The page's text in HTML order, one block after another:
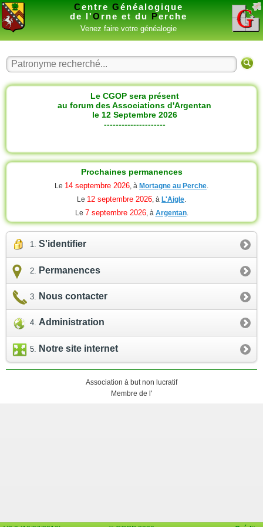
Centre Généalogique
de l'O rne et du Perche
Venez faire votre généalogie
Le CGOP sera présent
au forum des Associations d'Argentan
le 12 Septembre 2026
---------------------
Prochaines permanences
Le 14 septembre 2026, à Mortagne au Perche.
Le 12 septembre 2026, à L'Aigle.
Le 7 septembre 2026, à Argentan.
S'identifier
Permanences
Nous contacter
Administration
Notre site internet
Association à but non lucratif
Membre de l'